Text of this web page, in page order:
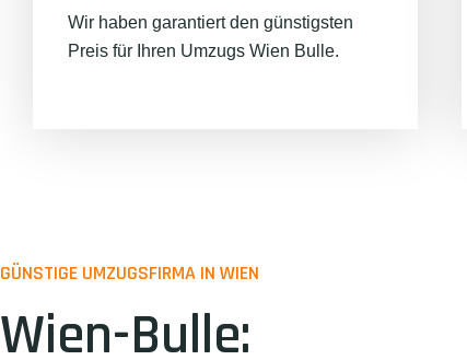
Wir haben garantiert den günstigsten
Preis für Ihren Umzugs Wien Bulle.
GÜNSTIGE UMZUGSFIRMA IN WIEN
Wien-Bulle: